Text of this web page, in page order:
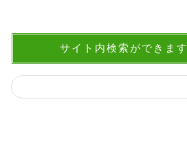
サイト内検索ができます